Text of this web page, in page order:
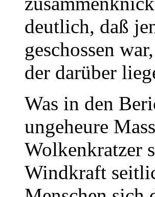
deutlich, daß
geschossen
der darüber
Was in den
ungeheure
Wolkenkratzer
Windkraft